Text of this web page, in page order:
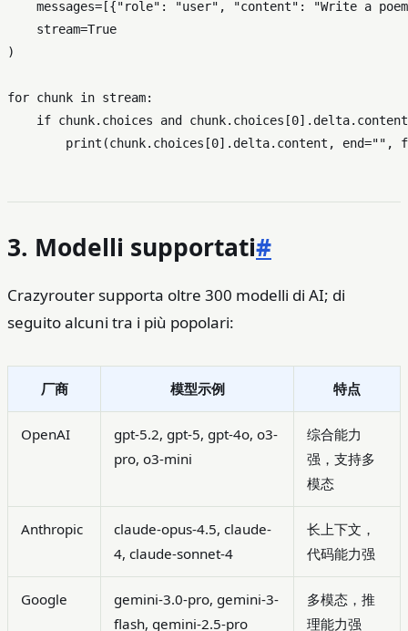
    messages=[{
"role" : "user" , "content" :
"Write a
    stream=
True
)
for chunk in stream:
if chunk.choices and chunk.choices[0
print (chunk.choices[0].delta.content, end="" ,
3. Modelli supportati#
Crazyrouter supporta oltre 300 modelli di AI; di
seguito alcuni tra i più popolari:
厂商 模型示例 特点
OpenAI
gpt-5.2, gpt-5, gpt-4o, o3-
pro, o3-mini
综合能力
强，支持多
模态
Anthropic
claude-opus-4.5, claude-
4, claude-sonnet-4
长上下文，
代码能力强
Google
gemini-3.0-pro, gemini-3-
flash, gemini-2.5-pro
多模态，推
理能力强